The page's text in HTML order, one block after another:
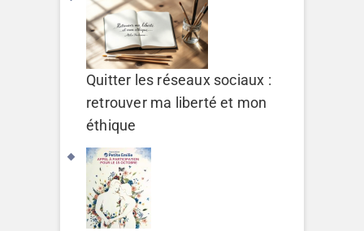
Quitter les réseaux sociaux :
retrouver ma liberté et mon
éthique